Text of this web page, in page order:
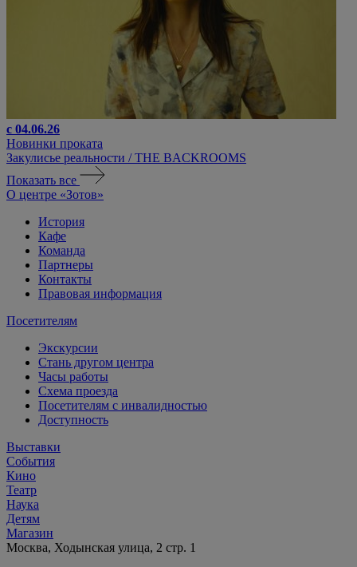
с 04.06.26
Новинки проката
Закулисье реальности / THE BACKROOMS
Показать все
О центре «Зотов»
История
Кафе
Команда
Партнеры
Контакты
Правовая информация
Посетителям
Экскурсии
Стань другом центра
Часы работы
Схема проезда
Посетителям с инвалидностью
Доступность
Выставки
События
Кино
Театр
Наука
Детям
Магазин
Москва, Ходынская улица, 2 стр. 1